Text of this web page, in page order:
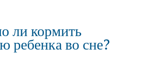
ли кормить
ребенка во сне?